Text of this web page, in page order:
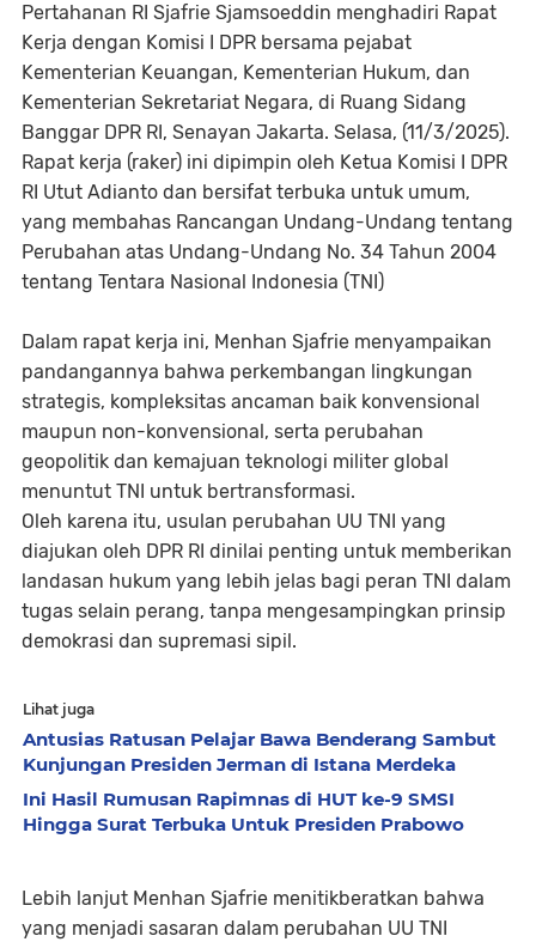
Pertahanan RI Sjafrie Sjamsoeddin menghadiri Rapat
Kerja dengan Komisi I DPR bersama pejabat
Kementerian Keuangan, Kementerian Hukum, dan
Kementerian Sekretariat Negara, di Ruang Sidang
Banggar DPR RI, Senayan Jakarta. Selasa, (11/3/2025).
Rapat kerja (raker) ini dipimpin oleh Ketua Komisi I DPR
RI Utut Adianto dan bersifat terbuka untuk umum,
yang membahas Rancangan Undang-Undang tentang
Perubahan atas Undang-Undang No. 34 Tahun 2004
tentang Tentara Nasional Indonesia (TNI)
Dalam rapat kerja ini, Menhan Sjafrie menyampaikan
pandangannya bahwa perkembangan lingkungan
strategis, kompleksitas ancaman baik konvensional
maupun non-konvensional, serta perubahan
geopolitik dan kemajuan teknologi militer global
menuntut TNI untuk bertransformasi.
Oleh karena itu, usulan perubahan UU TNI yang
diajukan oleh DPR RI dinilai penting untuk memberikan
landasan hukum yang lebih jelas bagi peran TNI dalam
tugas selain perang, tanpa mengesampingkan prinsip
demokrasi dan supremasi sipil.
Lihat juga
Antusias Ratusan Pelajar Bawa Benderang Sambut
Kunjungan Presiden Jerman di Istana Merdeka
Ini Hasil Rumusan Rapimnas di HUT ke-9 SMSI
Hingga Surat Terbuka Untuk Presiden Prabowo
Lebih lanjut Menhan Sjafrie menitikberatkan bahwa
yang menjadi sasaran dalam perubahan UU TNI